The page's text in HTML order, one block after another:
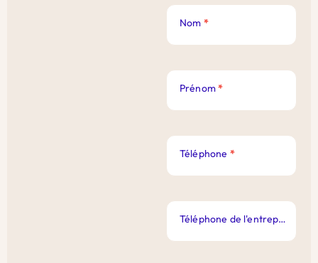
Nom *
Prénom*
Téléphone *
Téléphone de l'entreprise